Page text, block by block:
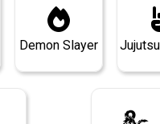
Demon Slayer